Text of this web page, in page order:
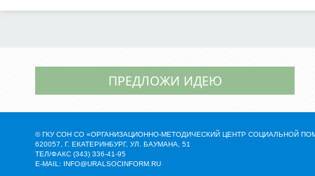
ПРЕДЛОЖИ ИДЕЮ
© ГКУ СОН СО «ОРГАНИЗАЦИОННО-МЕТОДИЧЕСКИЙ ЦЕНТР СОЦИАЛЬНОЙ
620057, Г. ЕКАТЕРИНБУРГ, УЛ. БАУМАНА, 51
ТЕЛ/ФАКС (343) 336-41-95
E-MAIL: INFO@URALSOCINFORM.RU